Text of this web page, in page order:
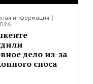
информация
дело из-за
сноса